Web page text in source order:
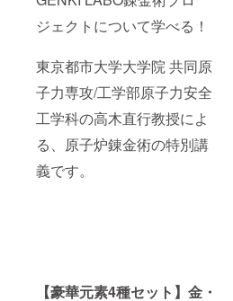
ジェクトについて学べる！
東京都市大学大学院 共同原
子力専攻/工学部原子力安全
工学科の高木直行教授によ
る、原子炉錬金術の特別講
義です。
【豪華元素4種セット】金・